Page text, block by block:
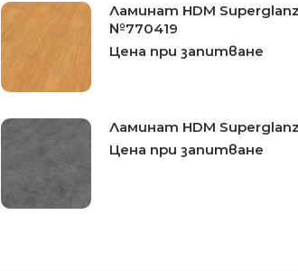
Ламинат HDM
№770419
Цена при запитване
Ламинат HDM
Цена при запитване